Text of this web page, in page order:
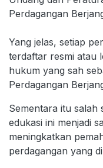
Perdagangan
Yang jelas, setiap
terdaftar resmi atau
hukum yang sah
Perdagangan
Sementara itu salah
edukasi ini menjadi
meningkatkan
perdagangan yang